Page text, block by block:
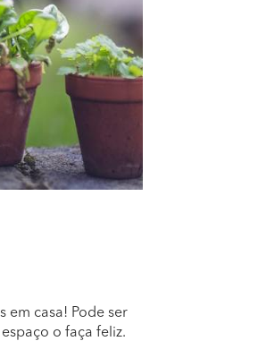
em casa! Pode ser
o faça feliz.